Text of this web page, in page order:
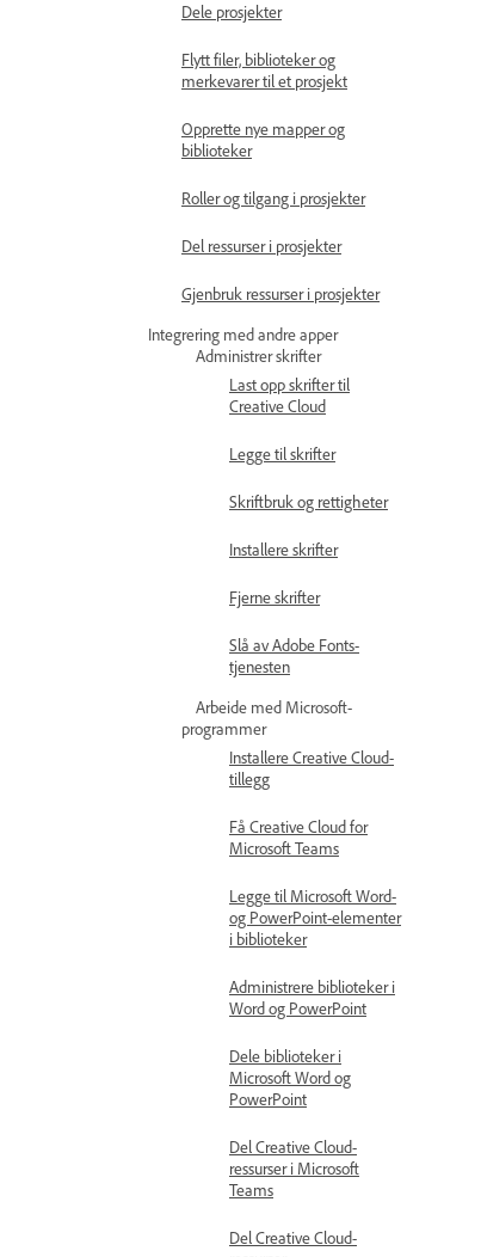
Dele prosjekter
Flytt filer, biblioteker og
merkevarer til et prosjekt
Opprette nye mapper og
biblioteker
Roller og tilgang i prosjekter
Del ressurser i prosjekter
Gjenbruk ressurser i prosjekter
Integrering med andre apper
Administrer skrifter
Last opp skrifter til
Creative Cloud
Legge til skrifter
Skriftbruk og rettigheter
Installere skrifter
Fjerne skrifter
Slå av Adobe Fonts-
tjenesten
Arbeide med Microsoft-
programmer
Installere Creative Cloud-
tillegg
Få Creative Cloud for
Microsoft Teams
Legge til Microsoft Word-
og PowerPoint-elementer
i biblioteker
Administrere biblioteker i
Word og PowerPoint
Dele biblioteker i
Microsoft Word og
PowerPoint
Del Creative Cloud-
ressurser i Microsoft
Teams
Del Creative Cloud-